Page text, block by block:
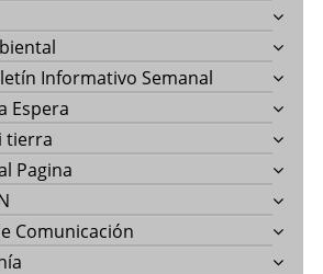
Informativo Semanal
Espera
tierra
Pagina
Comunicación